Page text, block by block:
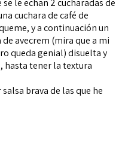
le echan 2 cucharadas de
cuchara de café de
y a continuación un
avecrem (mira que a mi
queda genial) disuelta y
hasta tener la textura
brava de las que he